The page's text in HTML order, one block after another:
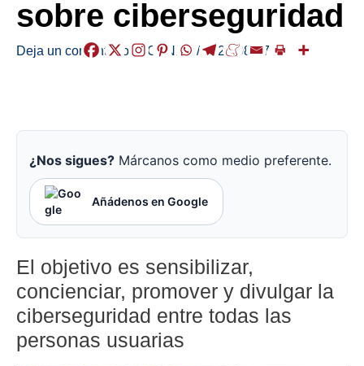
sobre ciberseguridad
Deja un comentario /AGENDA /2025-08-27
¿Nos sigues? Márcanos como medio preferente.
Añádenos en Google
El objetivo es sensibilizar,
concienciar, promover y divulgar la
ciberseguridad entre todas las
personas usuarias